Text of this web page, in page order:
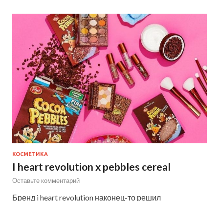
КОСМЕТИКА
I heart revolution x pebbles cereal
Оставьте комментарий
Бренд i heart revolution наконец-то решил